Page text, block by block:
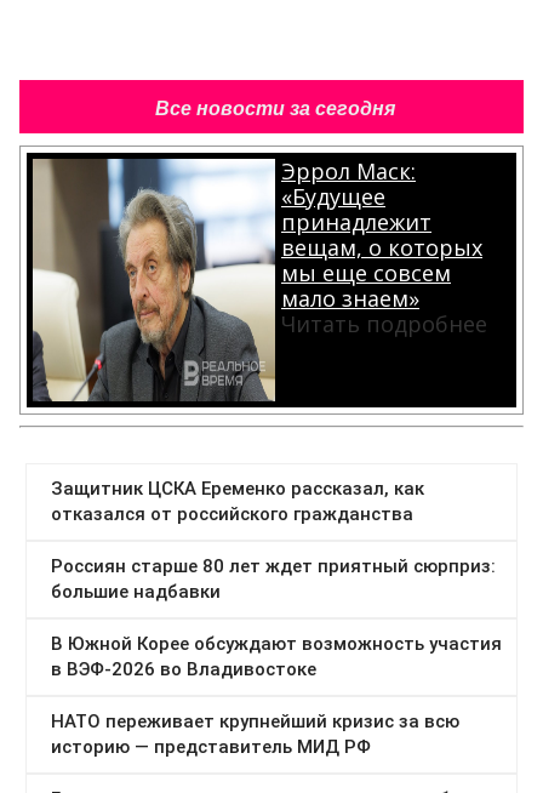
Все новости за сегодня
Эррол Маск:
«Будущее
принадлежит
вещам, о которых
мы еще совсем
мало знаем»
Читать подробнее